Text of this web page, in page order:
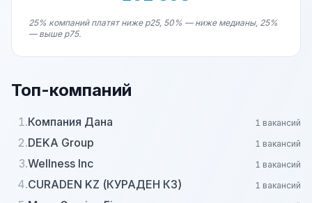
25% компаний платят ниже p25, 50% — ниже медианы, 25%
— выше p75.
Топ-компаний
1.Компания Дана 1 вакансий
2.DEKA Group 1 вакансий
3.Wellness Inc 1 вакансий
4.CURADEN KZ (КУРАДЕН КЗ) 1 вакансий